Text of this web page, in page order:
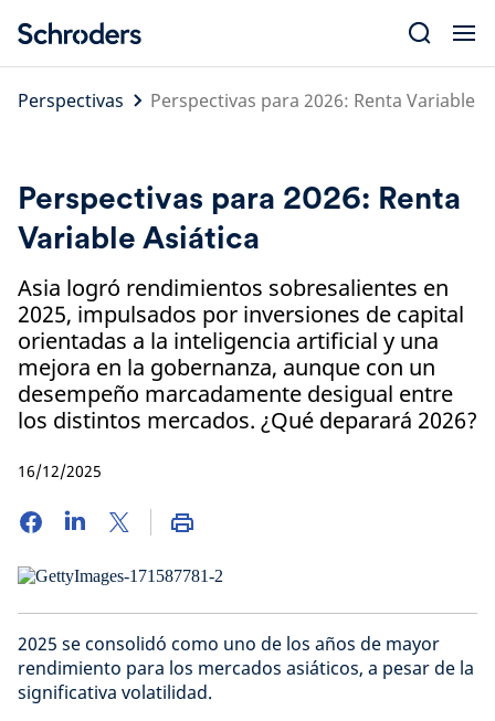
content
Perspectivas
Perspectivas para 2026: Renta Variable
Perspectivas para 2026: Renta
Variable Asiática
Asia logró rendimientos sobresalientes en
2025, impulsados por inversiones de capital
orientadas a la inteligencia artificial y una
mejora en la gobernanza, aunque con un
desempeño marcadamente desigual entre
los distintos mercados. ¿Qué deparará 2026?
16/12/2025
2025 se consolidó como uno de los años de mayor
rendimiento para los mercados asiáticos, a pesar de la
significativa volatilidad.